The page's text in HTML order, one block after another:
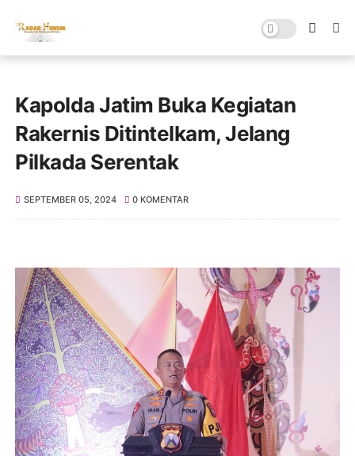
Kapolda Jatim Buka Kegiatan
Rakernis Ditintelkam, Jelang
Pilkada Serentak
SEPTEMBER 05, 2024 0 KOMENTAR